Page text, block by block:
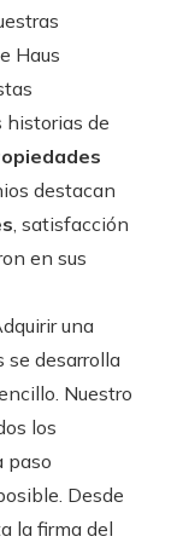
Haus
historias de
destacan
, satisfacción
en sus
una
se desarrolla
Nuestro
los
paso
Desde
la firma del